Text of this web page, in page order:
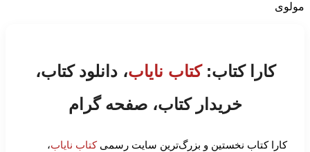
مولوی
کارا کتاب:کتاب نایاب، دانلود کتاب،
خریدار کتاب، صفحه گرام
کارا کتاب نخستین و بزرگ‌ترین سایت رسمیکتاب نایاب،